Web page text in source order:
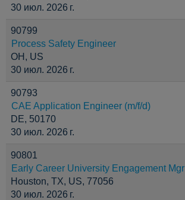
30 июл. 2026 г.
90799
Process Safety Engineer
OH, US
30 июл. 2026 г.
90793
CAE Application Engineer (m/f/d)
DE, 50170
30 июл. 2026 г.
90801
Early Career University Engagement Mgr
Houston, TX, US, 77056
30 июл. 2026 г.